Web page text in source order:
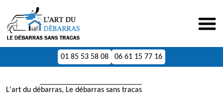
01 85 53 58 08 06 61 15 77 16
L'art du débarras, Le débarras sans tracas